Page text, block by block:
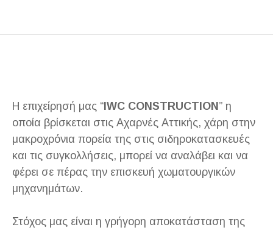
Η επιχείρησή μας “IWC CONSTRUCTION” η
οποία βρίσκεται στις Αχαρνές Αττικής, χάρη στην
μακροχρόνια πορεία της στις σιδηροκατασκευές
και τις συγκολλήσεις, μπορεί να αναλάβει και να
φέρει σε πέρας την επισκευή χωματουργικών
μηχανημάτων.
Στόχος μας είναι η γρήγορη αποκατάσταση της